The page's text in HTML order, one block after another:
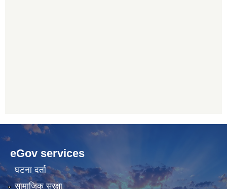
betwild
cratosroyalbet
bahis
siteleri
hdasianporns.net
lunadark.org
bahis
siteleri
eGov services
घटना दर्ता
सामाजिक सुरक्षा